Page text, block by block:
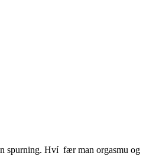
spurning. Hví fær man orgasmu og